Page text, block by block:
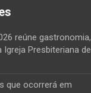
reúne gastronomia,
Presbiteriana de
que ocorrerá em